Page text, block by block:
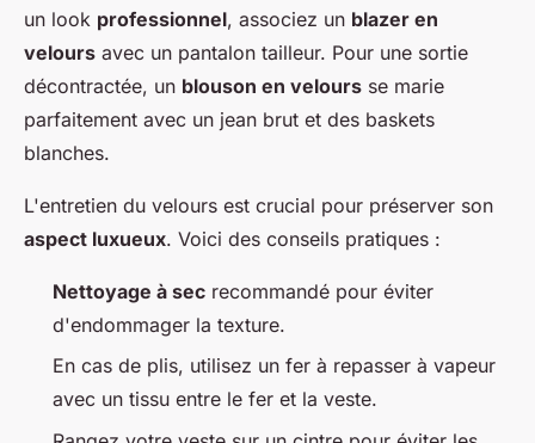
un look professionnel, associez un blazer en
velours avec un pantalon tailleur. Pour une sortie
décontractée, un blouson en velours se marie
parfaitement avec un jean brut et des baskets
blanches.
L'entretien du velours est crucial pour préserver son
aspect luxueux. Voici des conseils pratiques :
Nettoyage à sec recommandé pour éviter
d'endommager la texture.
En cas de plis, utilisez un fer à repasser à vapeur
avec un tissu entre le fer et la veste.